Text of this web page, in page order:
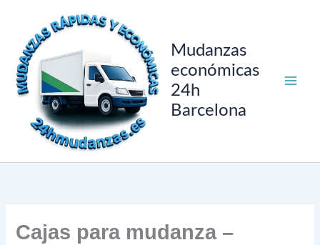
contenido
Mudanzas
económicas
24h
Barcelona
Cajas para mudanza –